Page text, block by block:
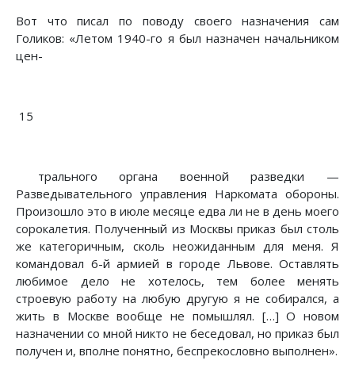
Вот что писал по поводу своего назначения сам
Голиков: «Летом 1940-го я был назначен начальником
цен-
15
трального органа военной разведки —
Разведывательного управления Наркомата обороны.
Произошло это в июле месяце едва ли не в день моего
сорокалетия. Полученный из Москвы приказ был столь
же категоричным, сколь неожиданным для меня. Я
командовал 6-й армией в городе Львове. Оставлять
любимое дело не хотелось, тем более менять
строевую работу на любую другую я не собирался, а
жить в Москве вообще не помышлял. […] О новом
назначении со мной никто не беседовал, но приказ был
получен и, вполне понятно, беспрекословно выполнен».